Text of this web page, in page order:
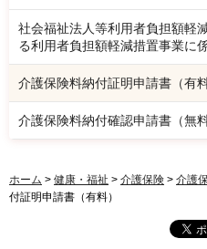
社会福祉法人等利用者負担額軽
る利用者負担額軽減措置事業に
介護保険料納付証明申請書（有料
介護保険料納付確認申請書（無料
ホーム > 健康・福祉 > 介護保険 > 介護
付証明申請書（有料）